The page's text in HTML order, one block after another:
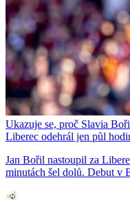
Ukazuje se, proč Slavia
Liberec odehrál jen půl
Jan Bořil nastoupil za
minutách šel dolů. Debut v